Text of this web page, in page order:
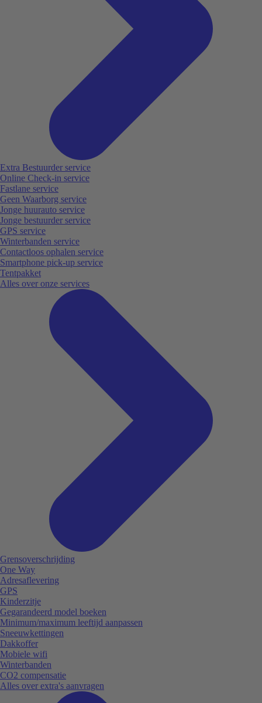
Extra Bestuurder service
Online Check-in service
Fastlane service
Geen Waarborg service
Jonge huurauto service
Jonge bestuurder service
GPS service
Winterbanden service
Contactloos ophalen service
Smartphone pick-up service
Tentpakket
Alles over onze services
Grensoverschrijding
One Way
Adresaflevering
GPS
Kinderzitje
Gegarandeerd model boeken
Minimum/maximum leeftijd aanpassen
Sneeuwkettingen
Dakkoffer
Mobiele wifi
Winterbanden
CO2 compensatie
Alles over extra's aanvragen